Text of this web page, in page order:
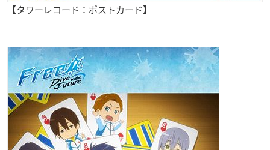
【タワーレコード：ポストカード】